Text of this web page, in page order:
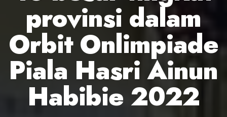
provinsi dalam
Orbit Onlimpiade
Piala Hasri Ainun
Habibie 2022